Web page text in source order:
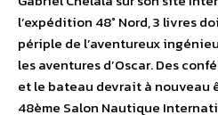
l’expédition 48° Nord, 3 livres
périple de l’aventureux
les aventures d’Oscar. Des
et le bateau devrait à nouveau
48ème Salon Nautique